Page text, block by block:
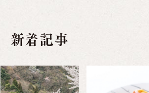
新着記事